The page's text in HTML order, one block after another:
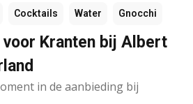
Cocktails Water Gnocchi
Kranten bij Albert
in de aanbieding bij